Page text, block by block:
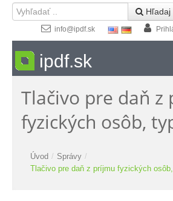
 Hľadaj
info@ipdf.sk
ipdf.sk
Formuláre
Moja zóna
Návody
Tlačivo pre daň z
fyzických osôb,
Úvod / Správy /
Tlačivo pre daň z príjmu fyzických